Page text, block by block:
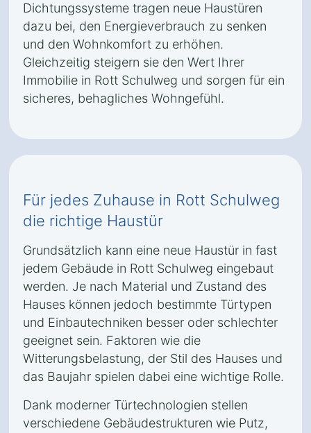
Dichtungssysteme tragen neue Haustüren
dazu bei, den Energieverbrauch zu senken
und den Wohnkomfort zu erhöhen.
Gleichzeitig steigern sie den Wert Ihrer
Immobilie in Rott Schulweg und sorgen für ein
sicheres, behagliches Wohngefühl.
Für jedes Zuhause in Rott Schulweg
die richtige Haustür
Grundsätzlich kann eine neue Haustür in fast
jedem Gebäude in Rott Schulweg eingebaut
werden. Je nach Material und Zustand des
Hauses können jedoch bestimmte Türtypen
und Einbautechniken besser oder schlechter
geeignet sein. Faktoren wie die
Witterungsbelastung, der Stil des Hauses und
das Baujahr spielen dabei eine wichtige Rolle.
Dank moderner Türtechnologien stellen
verschiedene Gebäudestrukturen wie Putz,